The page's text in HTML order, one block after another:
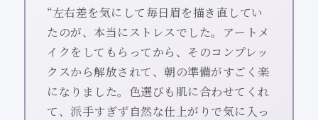
“左右差を気にして毎日眉を描き直してい
たのが、本当にストレスでした。アートメ
イクをしてもらってから、そのコンプレッ
クスから解放されて、朝の準備がすごく楽
になりました。色選びも肌に合わせてくれ
て、派手すぎず自然な仕上がりで気に入っ